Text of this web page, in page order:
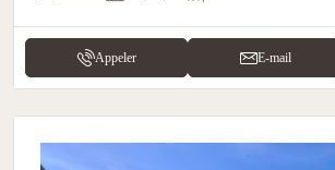
Appeler E-mail